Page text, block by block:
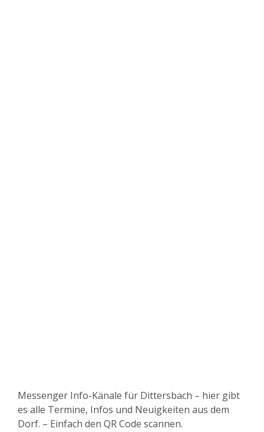
Messenger Info-Känale für Dittersbach – hier gibt
es alle Termine, Infos und Neuigkeiten aus dem
Dorf. – Einfach den QR Code scannen.